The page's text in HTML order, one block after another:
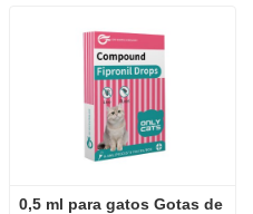
0,5 ml para gatos Gotas de